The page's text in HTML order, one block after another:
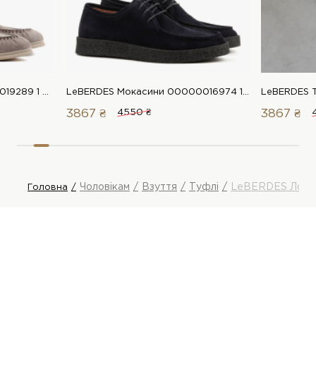
LeBERDES Лофери 00000019289 1 Магазин взуття “Favorite Shoes” LeBERDES Мокасини 00000016974 1 Магазин взуття “Favorite Shoes”
3867 ₴ 4550 ₴ 3867 ₴
Головна Чоловікам Взуття Туфлі LeBERDES